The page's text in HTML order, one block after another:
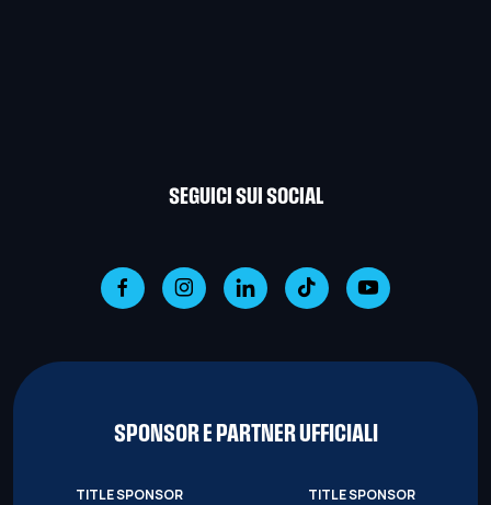
SEGUICI SUI SOCIAL
SPONSOR E PARTNER UFFICIALI
TITLE SPONSOR TITLE SPONSOR